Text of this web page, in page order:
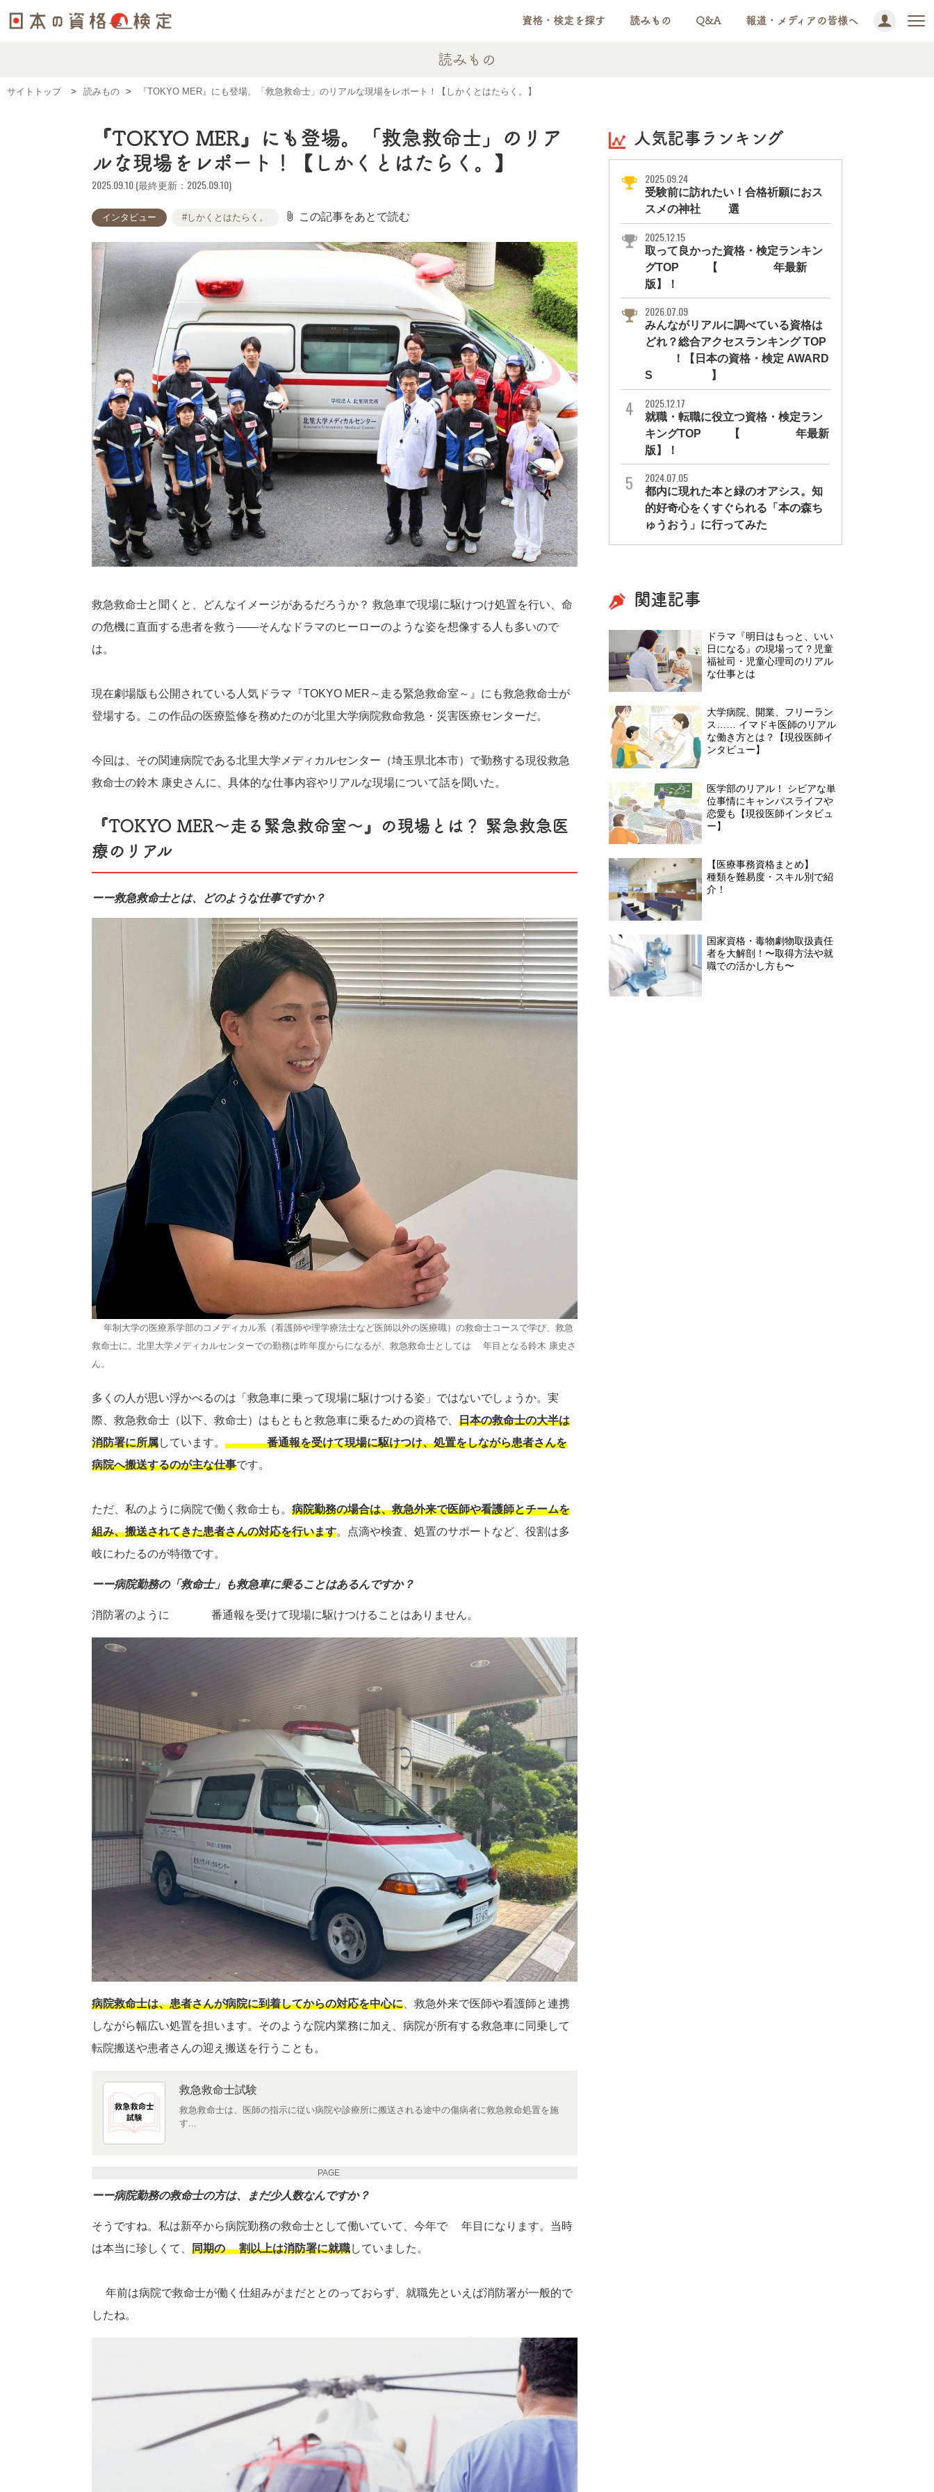
資格・検定を探す 読みもの Q&A 報道・メディアの皆様へ
読みもの
サイトトップ 読みもの 『TOKYO MER』にも登場。「救急救命士」のリアルな現場をレポート！【しかくとはたらく。】
『TOKYO MER』にも登場。「救急救命士」のリア
ルな現場をレポート！【しかくとはたらく。】
2025.09.10 (最終更新：2025.09.10)
インタビュー #しかくとはたらく。 attach_file この記事をあとで読む
救急救命士と聞くと、どんなイメージがあるだろうか？ 救急車で現場に駆けつけ処置を行い、命
の危機に直面する患者を救う――そんなドラマのヒーローのような姿を想像する人も多いので
は。
現在劇場版も公開されている人気ドラマ『TOKYO MER～走る緊急救命室～』にも救急救命士が
登場する。この作品の医療監修を務めたのが北里大学病院救命救急・災害医療センターだ。
今回は、その関連病院である北里大学メディカルセンター（埼玉県北本市）で勤務する現役救急
救命士の鈴木 康史さんに、具体的な仕事内容やリアルな現場について話を聞いた。
『TOKYO MER～走る緊急救命室～』の現場とは？ 緊急救急医
療のリアル
ーー救急救命士とは、どのような仕事ですか？
4年制大学の医療系学部のコメディカル系（看護師や理学療法士など医師以外の医療職）の救命士コースで学び、救急
救命士に。北里大学メディカルセンターでの勤務は昨年度からになるが、救急救命士としては8年目となる鈴木 康史さ
ん。
多くの人が思い浮かべるのは「救急車に乗って現場に駆けつける姿」ではないでしょうか。実
際、救急救命士（以下、救命士）はもともと救急車に乗るための資格で、 日本の救命士の大半は
消防署に所属しています。 119番通報を受けて現場に駆けつけ、処置をしながら患者さんを
病院へ搬送するのが主な仕事です。
ただ、私のように病院で働く救命士も。 病院勤務の場合は、救急外来で医師や看護師とチームを
組み、搬送されてきた患者さんの対応を行います。点滴や検査、処置のサポートなど、役割は多
岐にわたるのが特徴です。
ーー病院勤務の「救命士」も救急車に乗ることはあるんですか？
消防署のように119番通報を受けて現場に駆けつけることはありません。
病院救命士は、患者さんが病院に到着してからの対応を中心に 、救急外来で医師や看護師と連携
しながら幅広い処置を担います。そのような院内業務に加え、病院が所有する救急車に同乗して
転院搬送や患者さんの迎え搬送を行うことも。
救急救命士試験
救急救命士は、医師の指示に従い病院や診療所に搬送される途中の傷病者に救急救命処置を施
す...
PAGE 2
ーー病院勤務の救命士の方は、まだ少人数なんですか？
そうですね。私は新卒から病院勤務の救命士として働いていて、今年で8年目になります。当時
は本当に珍しくて、 同期の9割以上は消防署に就職していました。
8年前は病院で救命士が働く仕組みがまだととのっておらず、就職先といえば消防署が一般的で
したね。
人気記事ランキング
2025.09.24
受験前に訪れたい！合格祈願におス
スメの神社11選
2025.12.15
取って良かった資格・検定ランキン
グTOP10【2026年最新
版】！
2026.07.09
みんながリアルに調べている資格は
どれ？総合アクセスランキング TOP
10！【日本の資格・検定 AWARD
S 2026】
2025.12.17
就職・転職に役立つ資格・検定ラン
キングTOP30【2026年最新
版】！
2024.07.05
都内に現れた本と緑のオアシス。知
的好奇心をくすぐられる「本の森ち
ゅうおう」に行ってみた
関連記事
ドラマ『明日はもっと、いい
日になる』の現場って？児童
福祉司・児童心理司のリアル
な仕事とは
大学病院、開業、フリーラン
ス…… イマドキ医師のリアル
な働き方とは？【現役医師イ
ンタビュー】
医学部のリアル！ シビアな単
位事情にキャンパスライフや
恋愛も【現役医師インタビュ
ー】
【医療事務資格まとめ】16
種類を難易度・スキル別で紹
介！
国家資格・毒物劇物取扱責任
者を大解剖！〜取得方法や就
職での活かし方も〜